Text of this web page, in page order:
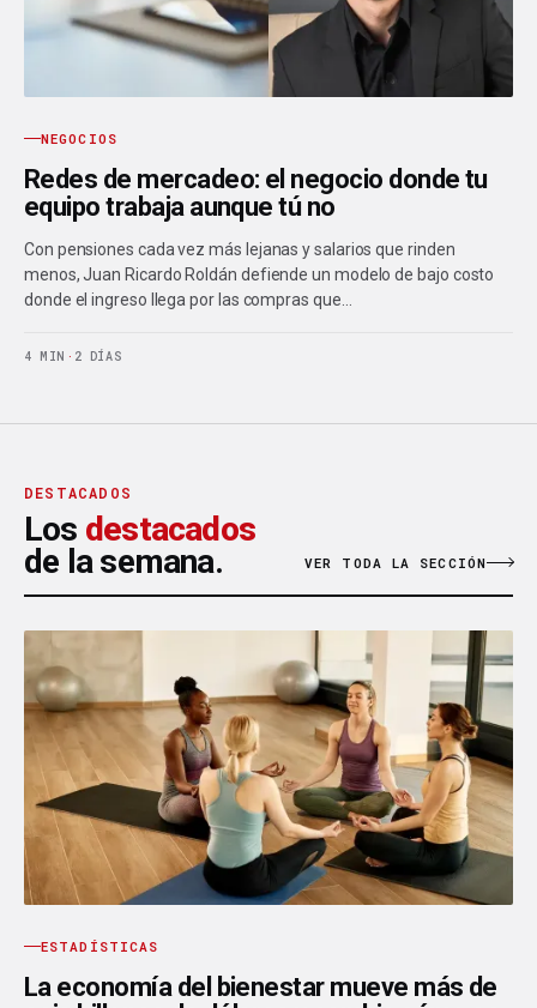
NEGOCIOS
Redes de mercadeo: el negocio donde tu
equipo trabaja aunque tú no
Con pensiones cada vez más lejanas y salarios que rinden
menos, Juan Ricardo Roldán defiende un modelo de bajo costo
donde el ingreso llega por las compras que…
4 MIN · 2 DÍAS
DESTACADOS
Los destacados
de la semana.
VER TODA LA SECCIÓN
ESTADÍSTICAS
La economía del bienestar mueve más de